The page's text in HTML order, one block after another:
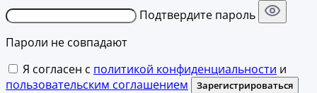
Подтвердите пароль
Пароли не совпадают
Я согласен с политикой конфиденциальности и
пользовательским соглашением
Зарегистрироваться